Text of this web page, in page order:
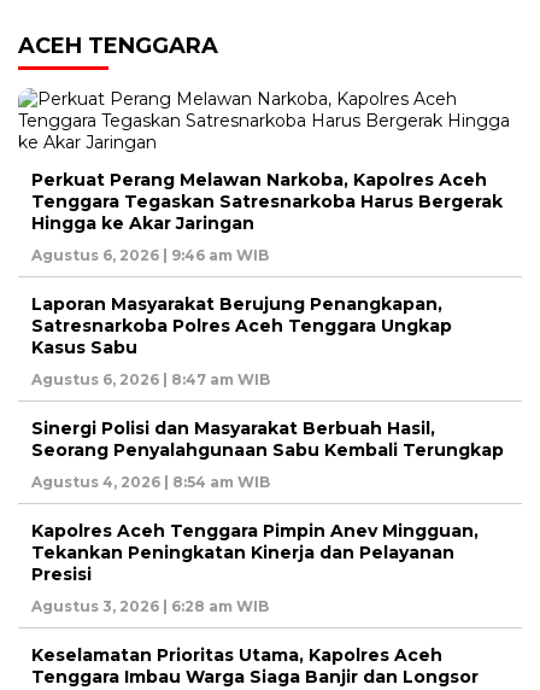
ACEH TENGGARA
Perkuat Perang Melawan Narkoba, Kapolres Aceh
Tenggara Tegaskan Satresnarkoba Harus Bergerak
Hingga ke Akar Jaringan
Agustus 6, 2026 | 9:46 am WIB
Laporan Masyarakat Berujung Penangkapan,
Satresnarkoba Polres Aceh Tenggara Ungkap
Kasus Sabu
Agustus 6, 2026 | 8:47 am WIB
Sinergi Polisi dan Masyarakat Berbuah Hasil,
Seorang Penyalahgunaan Sabu Kembali Terungkap
Agustus 4, 2026 | 8:54 am WIB
Kapolres Aceh Tenggara Pimpin Anev Mingguan,
Tekankan Peningkatan Kinerja dan Pelayanan
Presisi
Agustus 3, 2026 | 6:28 am WIB
Keselamatan Prioritas Utama, Kapolres Aceh
Tenggara Imbau Warga Siaga Banjir dan Longsor